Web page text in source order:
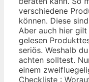
verschiedene
können. Diese
Aber auch hier
gelesen
seriös. Weshalb
achten solltest.
einem
Checkliste :